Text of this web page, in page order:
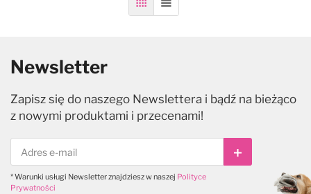
SiatkaLista
Newsletter
Zapisz się do naszego Newslettera i bądź na bieżąco
z nowymi produktami i przecenami!
Subskrybuj
* Warunki usługi Newsletter znajdziesz w naszej Polityce
Prywatności